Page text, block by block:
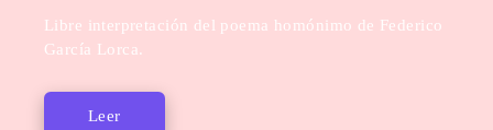
Libre interpretación del poema homónimo de Federico
García Lorca.
Leer